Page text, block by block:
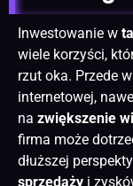
Inwestowanie w
wiele korzyści,
rzut oka. Przede
internetowej,
na zwiększenie
firma może
dłuższej
sprzedaży i